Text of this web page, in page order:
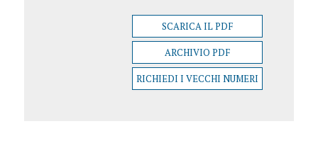
SCARICA IL PDF
ARCHIVIO PDF
RICHIEDI I VECCHI NUMERI